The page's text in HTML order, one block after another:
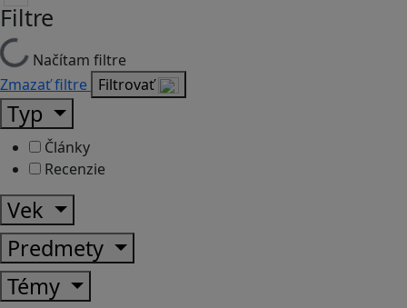
Filtre
Načítam filtre
Zmazať filtre Filtrovať
Typ
Články
Recenzie
Vek
Predmety
Témy